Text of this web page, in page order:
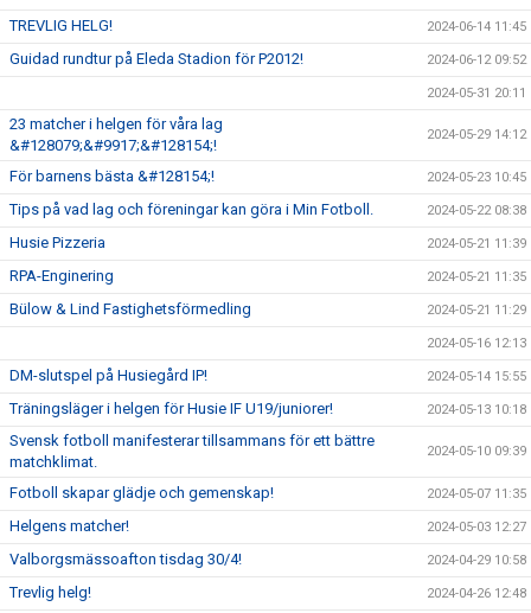
TREVLIG HELG! 2024-06-14 11:45
Guidad rundtur på Eleda Stadion för P2012! 2024-06-12 09:52
2024-05-31 20:11
23 matcher i helgen för våra lag
&#128079;&#9917;&#128154;!
2024-05-29 14:12
För barnens bästa &#128154;! 2024-05-23 10:45
Tips på vad lag och föreningar kan göra i Min Fotboll. 2024-05-22 08:38
Husie Pizzeria 2024-05-21 11:39
RPA-Enginering 2024-05-21 11:35
Bülow & Lind Fastighetsförmedling 2024-05-21 11:29
2024-05-16 12:13
DM-slutspel på Husiegård IP! 2024-05-14 15:55
Träningsläger i helgen för Husie IF U19/juniorer! 2024-05-13 10:18
Svensk fotboll manifesterar tillsammans för ett bättre
matchklimat.
2024-05-10 09:39
Fotboll skapar glädje och gemenskap! 2024-05-07 11:35
Helgens matcher! 2024-05-03 12:27
Valborgsmässoafton tisdag 30/4! 2024-04-29 10:58
Trevlig helg! 2024-04-26 12:48